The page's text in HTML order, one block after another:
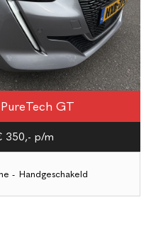
GT
350,- p/m
- Handgeschakeld